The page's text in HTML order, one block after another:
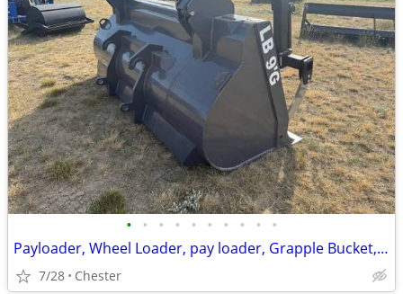
• • • • • • • • • •
Payloader, Wheel Loader, pay loader, Grapple Bucket, JRB 416
7/28 Chester